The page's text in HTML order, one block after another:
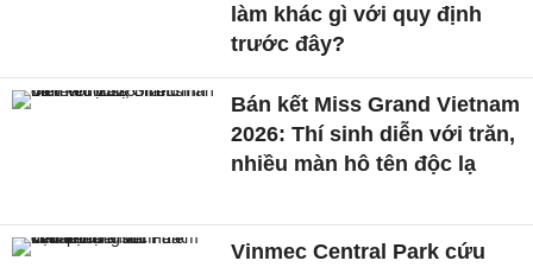
làm khác gì với quy định
trước đây?
Bán kết Miss Grand Vietnam
2026: Thí sinh diễn với trăn,
nhiều màn hô tên độc lạ
Vinmec Central Park cứu